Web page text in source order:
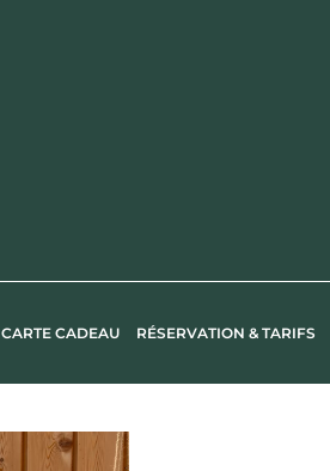
CARTE CADEAU RÉSERVATION & TARIFS